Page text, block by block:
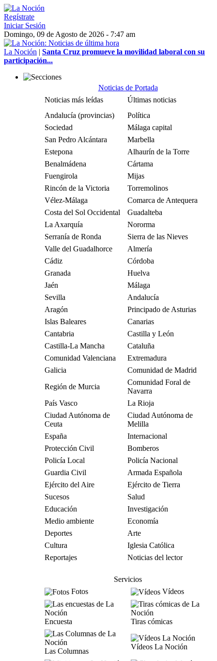
Regístrate
Iniciar Sesión
Domingo, 09 de Agosto de 2026 - 7:47 am
La Noción | Santa Cruz promueve la movilidad laboral con su
participación...
Noticias de Portada
Noticias más leídas
Últimas noticias
Andalucía (provincias)
Política
Sociedad
Málaga capital
San Pedro Alcántara
Marbella
Estepona
Alhaurín de la Torre
Benalmádena
Cártama
Fuengirola
Mijas
Rincón de la Victoria
Torremolinos
Vélez-Málaga
Comarca de Antequera
Costa del Sol Occidental
Guadalteba
La Axarquía
Nororma
Serranía de Ronda
Sierra de las Nieves
Valle del Guadalhorce
Almería
Cádiz
Córdoba
Granada
Huelva
Jaén
Málaga
Sevilla
Andalucía
Aragón
Principado de Asturias
Islas Baleares
Canarias
Cantabria
Castilla y León
Castilla-La Mancha
Cataluña
Comunidad Valenciana
Extremadura
Galicia
Comunidad de Madrid
Región de Murcia
Comunidad Foral de
Navarra
País Vasco
La Rioja
Ciudad Autónoma de
Ceuta
Ciudad Autónoma de
Melilla
España
Internacional
Protección Civil
Bomberos
Policía Local
Policía Nacional
Guardia Civil
Armada Española
Ejército del Aire
Ejército de Tierra
Sucesos
Salud
Educación
Investigación
Medio ambiente
Economía
Deportes
Arte
Cultura
Iglesia Católica
Reportajes
Noticias del lector
Servicios
Fotos
Vídeos
Encuesta Tiras cómicas
Las Columnas
Vídeos La Noción